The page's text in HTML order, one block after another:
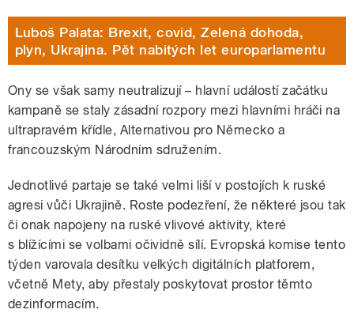
Luboš Palata: Brexit, covid, Zelená dohoda,
plyn, Ukrajina. Pět nabitých let europarlamentu
Ony se však samy neutralizují – hlavní událostí začátku
kampaně se staly zásadní rozpory mezi hlavními hráči na
ultrapravém křídle, Alternativou pro Německo a
francouzským Národním sdružením.
Jednotlivé partaje se také velmi liší v postojích k ruské
agresi vůči Ukrajině. Roste podezření, že některé jsou tak
či onak napojeny na ruské vlivové aktivity, které
s blížícími se volbami očividně sílí. Evropská komise tento
týden varovala desítku velkých digitálních platforem,
včetně Mety, aby přestaly poskytovat prostor těmto
dezinformacím.